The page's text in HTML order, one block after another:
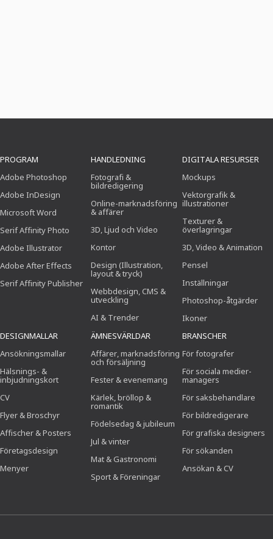
PROGRAM
Adobe Photoshop
Adobe InDesign
Microsoft Word
Serif Affinity Photo
Adobe Illustrator
Adobe After Effects
Serif Affinity Publisher
HANDLEDNING
Fotografi &
bildredigering
Online-marknadsföring
& affärer
3D, Ljud och Video
Kontor
Design (Illustration,
layout & tryck)
Webbdesign, CMS &
utveckling
AI & Trender
DIGITALA RESURSER
Mockups
Vektorgrafik &
illustrationer
Texturer &
överlagringar
3D, Video & Animation
Pensel
Inställningar
Photoshop-åtgärder
Ikoner
DESIGNMALLAR
Ansökningsmallar
Hälsnings- &
inbjudningskort
CV
Flyer & Broschyr
Affischer & Posters
Företagsdesign
Menyer
ÄMNESVÄRLDAR
Affärer, marknadsföring
och försäljning
Fester & evenemang
Kärlek, bröllop &
romantik
Födelsedag & jubileum
Jul & vinter
Mat & Gastronomi
Sport & Föreningar
BRANSCHER
För fotografer
För sociala medier-
managers
För saksbehandlare
För bildredigerare
För grafiska designers
För sökanden
Ansökan & CV